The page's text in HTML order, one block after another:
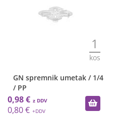
1
kos
GN spremnik umetak / 1/4
/ PP
0,98 €
0,80 €